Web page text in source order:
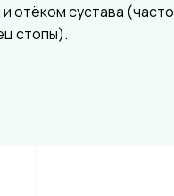
отёком сустава (часто
стопы).